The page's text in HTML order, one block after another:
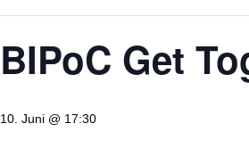
BIPoC Get
10. Juni @ 17:30